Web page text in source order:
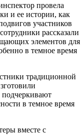
провела
и ее истории, как
участников
рассказали
элементов для
в темное время
традиционной
подчеркивают
в темное время
вместе с